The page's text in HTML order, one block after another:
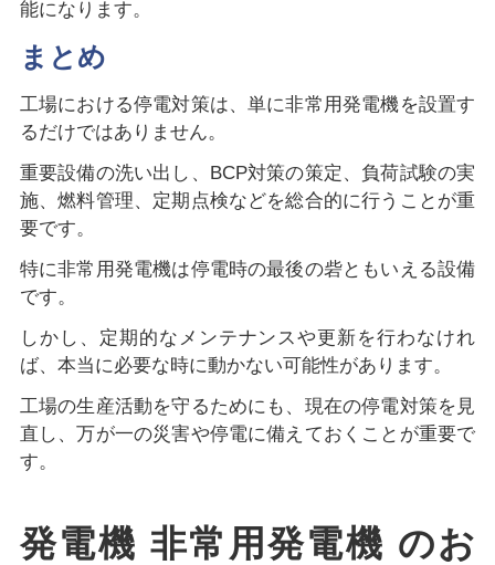
能になります。
まとめ
工場における停電対策は、単に非常用発電機を設置す
るだけではありません。
重要設備の洗い出し、BCP対策の策定、負荷試験の実
施、燃料管理、定期点検などを総合的に行うことが重
要です。
特に非常用発電機は停電時の最後の砦ともいえる設備
です。
しかし、定期的なメンテナンスや更新を行わなけれ
ば、本当に必要な時に動かない可能性があります。
工場の生産活動を守るためにも、現在の停電対策を見
直し、万が一の災害や停電に備えておくことが重要で
す。
発電機 非常用発電機 のお